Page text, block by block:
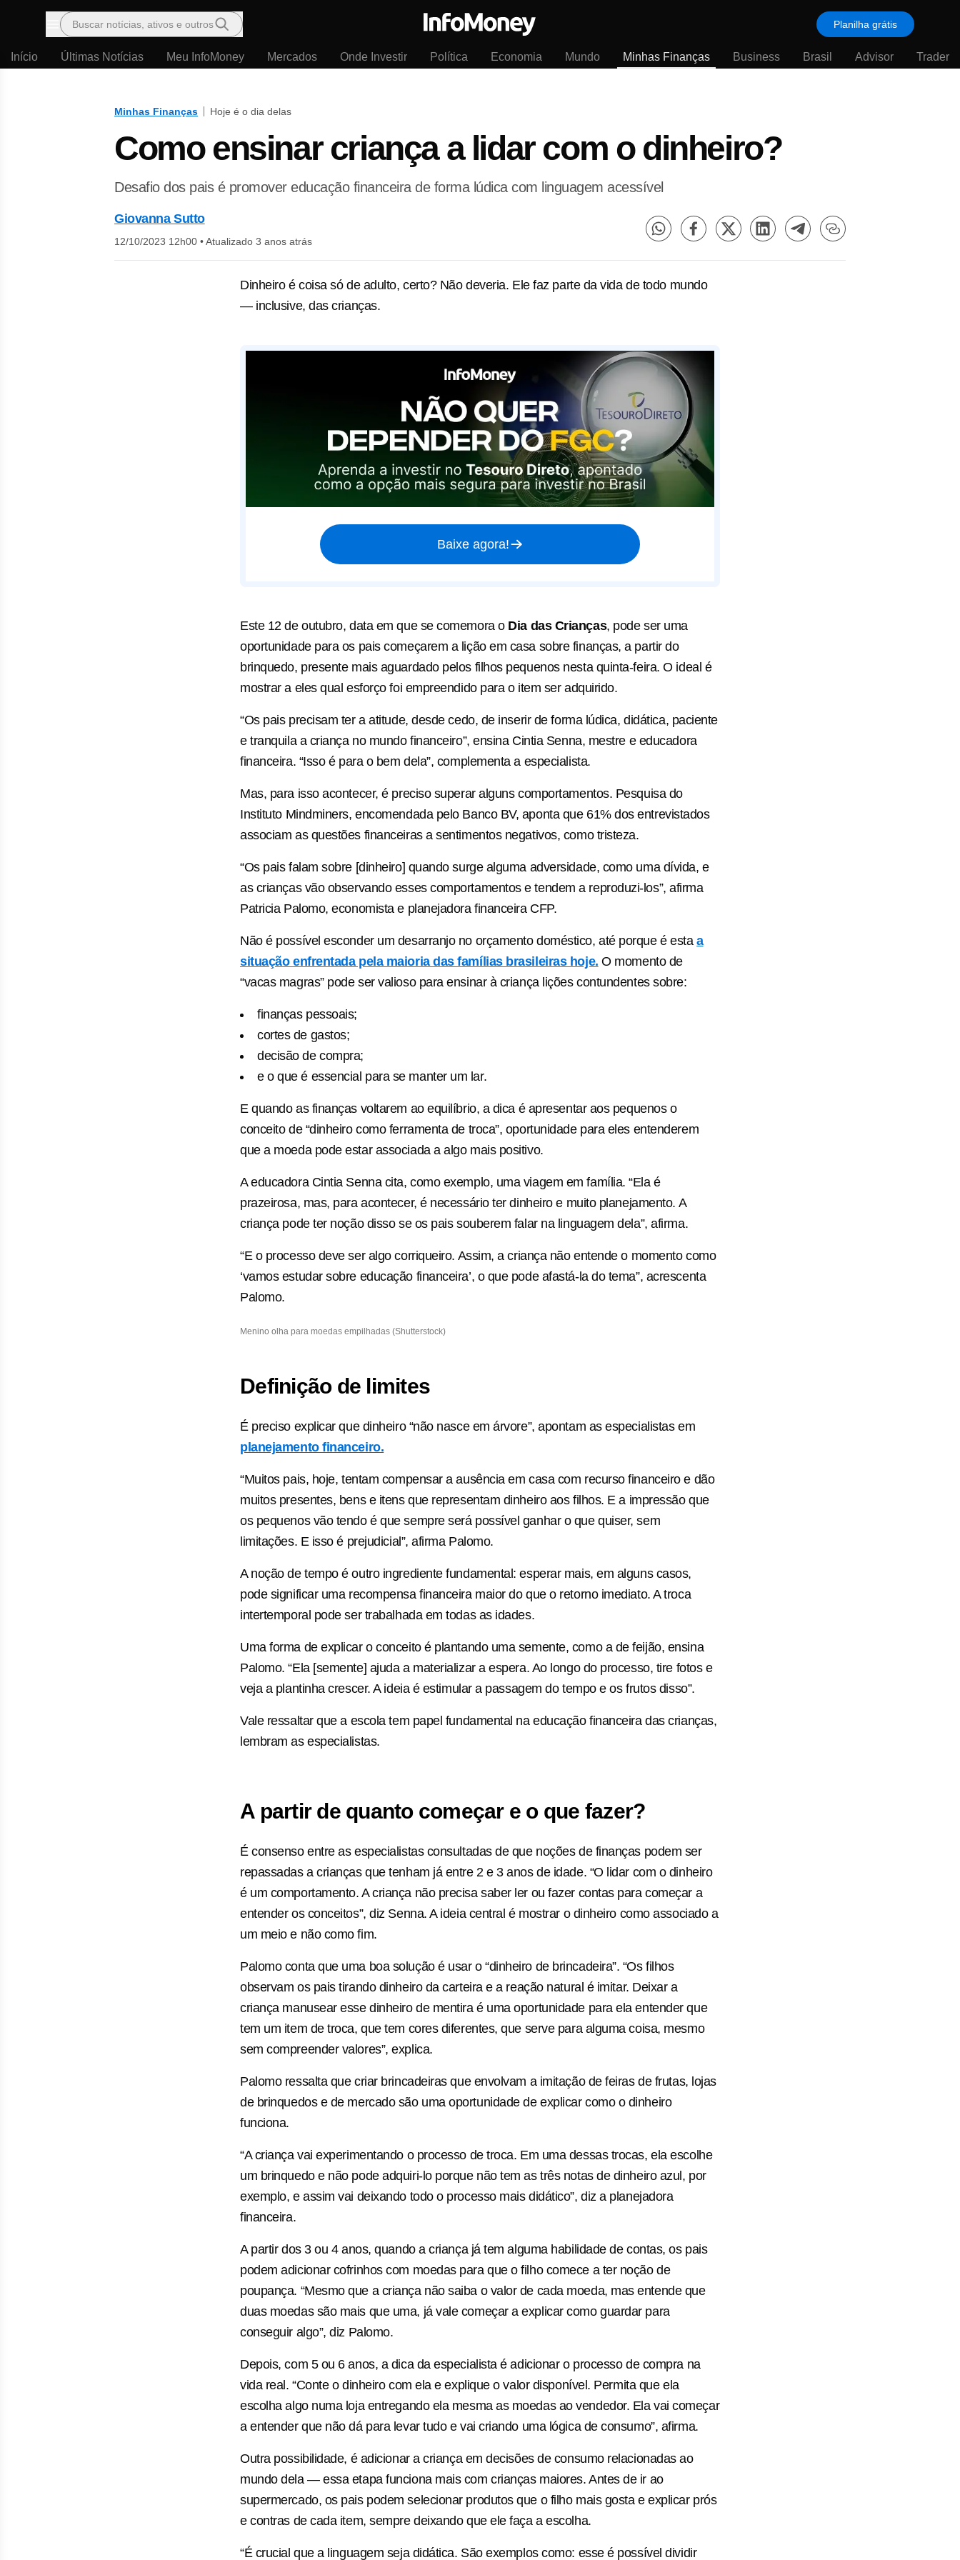
Menu
Buscar notícias, ativos e outros Planilha grátis
Início Últimas Notícias Meu InfoMoney Mercados Onde Investir Política Economia Mundo Minhas Finanças Business Brasil Advisor Trader
Minhas Finanças Hoje é o dia delas
Como ensinar criança a lidar com o dinheiro?
Desafio dos pais é promover educação financeira de forma lúdica com linguagem acessível
Giovanna Sutto
12/10/2023 12h00 •Atualizado 3 anos atrás
Dinheiro é coisa só de adulto, certo? Não deveria. Ele faz parte da vida de todo mundo
— inclusive, das crianças.
Baixe agora!
Este 12 de outubro, data em que se comemora o Dia das Crianças, pode ser uma
oportunidade para os pais começarem a lição em casa sobre finanças, a partir do
brinquedo, presente mais aguardado pelos filhos pequenos nesta quinta-feira. O ideal é
mostrar a eles qual esforço foi empreendido para o item ser adquirido.
“Os pais precisam ter a atitude, desde cedo, de inserir de forma lúdica, didática, paciente
e tranquila a criança no mundo financeiro”, ensina Cintia Senna, mestre e educadora
financeira. “Isso é para o bem dela”, complementa a especialista.
Mas, para isso acontecer, é preciso superar alguns comportamentos. Pesquisa do
Instituto Mindminers, encomendada pelo Banco BV, aponta que 61% dos entrevistados
associam as questões financeiras a sentimentos negativos, como tristeza.
“Os pais falam sobre [dinheiro] quando surge alguma adversidade, como uma dívida, e
as crianças vão observando esses comportamentos e tendem a reproduzi-los”, afirma
Patricia Palomo, economista e planejadora financeira CFP.
Não é possível esconder um desarranjo no orçamento doméstico, até porque é esta a
situação enfrentada pela maioria das famílias brasileiras hoje. O momento de
“vacas magras” pode ser valioso para ensinar à criança lições contundentes sobre:
finanças pessoais;
cortes de gastos;
decisão de compra;
e o que é essencial para se manter um lar.
E quando as finanças voltarem ao equilíbrio, a dica é apresentar aos pequenos o
conceito de “dinheiro como ferramenta de troca”, oportunidade para eles entenderem
que a moeda pode estar associada a algo mais positivo.
A educadora Cintia Senna cita, como exemplo, uma viagem em família. “Ela é
prazeirosa, mas, para acontecer, é necessário ter dinheiro e muito planejamento. A
criança pode ter noção disso se os pais souberem falar na linguagem dela”, afirma.
“E o processo deve ser algo corriqueiro. Assim, a criança não entende o momento como
‘vamos estudar sobre educação financeira’, o que pode afastá-la do tema”, acrescenta
Palomo.
Menino olha para moedas empilhadas (Shutterstock)
Definição de limites
É preciso explicar que dinheiro “não nasce em árvore”, apontam as especialistas em
planejamento financeiro.
“Muitos pais, hoje, tentam compensar a ausência em casa com recurso financeiro e dão
muitos presentes, bens e itens que representam dinheiro aos filhos. E a impressão que
os pequenos vão tendo é que sempre será possível ganhar o que quiser, sem
limitações. E isso é prejudicial”, afirma Palomo.
A noção de tempo é outro ingrediente fundamental: esperar mais, em alguns casos,
pode significar uma recompensa financeira maior do que o retorno imediato. A troca
intertemporal pode ser trabalhada em todas as idades.
Uma forma de explicar o conceito é plantando uma semente, como a de feijão, ensina
Palomo. “Ela [semente] ajuda a materializar a espera. Ao longo do processo, tire fotos e
veja a plantinha crescer. A ideia é estimular a passagem do tempo e os frutos disso”.
Vale ressaltar que a escola tem papel fundamental na educação financeira das crianças,
lembram as especialistas.
A partir de quanto começar e o que fazer?
É consenso entre as especialistas consultadas de que noções de finanças podem ser
repassadas a crianças que tenham já entre 2 e 3 anos de idade. “O lidar com o dinheiro
é um comportamento. A criança não precisa saber ler ou fazer contas para começar a
entender os conceitos”, diz Senna. A ideia central é mostrar o dinheiro como associado a
um meio e não como fim.
Palomo conta que uma boa solução é usar o “dinheiro de brincadeira”. “Os filhos
observam os pais tirando dinheiro da carteira e a reação natural é imitar. Deixar a
criança manusear esse dinheiro de mentira é uma oportunidade para ela entender que
tem um item de troca, que tem cores diferentes, que serve para alguma coisa, mesmo
sem compreender valores”, explica.
Palomo ressalta que criar brincadeiras que envolvam a imitação de feiras de frutas, lojas
de brinquedos e de mercado são uma oportunidade de explicar como o dinheiro
funciona.
“A criança vai experimentando o processo de troca. Em uma dessas trocas, ela escolhe
um brinquedo e não pode adquiri-lo porque não tem as três notas de dinheiro azul, por
exemplo, e assim vai deixando todo o processo mais didático”, diz a planejadora
financeira.
A partir dos 3 ou 4 anos, quando a criança já tem alguma habilidade de contas, os pais
podem adicionar cofrinhos com moedas para que o filho comece a ter noção de
poupança. “Mesmo que a criança não saiba o valor de cada moeda, mas entende que
duas moedas são mais que uma, já vale começar a explicar como guardar para
conseguir algo”, diz Palomo.
Depois, com 5 ou 6 anos, a dica da especialista é adicionar o processo de compra na
vida real. “Conte o dinheiro com ela e explique o valor disponível. Permita que ela
escolha algo numa loja entregando ela mesma as moedas ao vendedor. Ela vai começar
a entender que não dá para levar tudo e vai criando uma lógica de consumo”, afirma.
Outra possibilidade, é adicionar a criança em decisões de consumo relacionadas ao
mundo dela — essa etapa funciona mais com crianças maiores. Antes de ir ao
supermercado, os pais podem selecionar produtos que o filho mais gosta e explicar prós
e contras de cada item, sempre deixando que ele faça a escolha.
“É crucial que a linguagem seja didática. São exemplos como: esse é possível dividir